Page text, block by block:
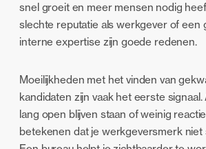
snel groeit en meer mensen nodig
slechte reputatie als werkgever of een
interne expertise zijn goede redenen.
Moeilijkheden met het vinden van
kandidaten zijn vaak het eerste signaal.
lang open blijven staan of weinig
betekenen dat je werkgeversmerk niet